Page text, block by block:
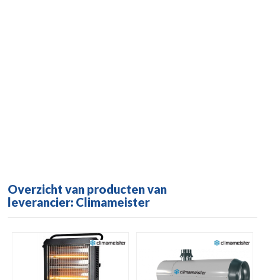
Overzicht van producten van
leverancier: Climameister